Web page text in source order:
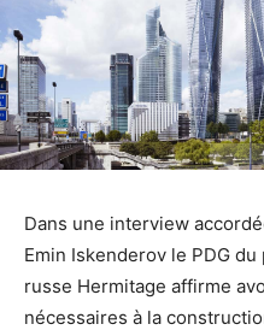
Dans une interview
Emin Iskenderov le PDG
russe Hermitage affirme
nécessaires à la